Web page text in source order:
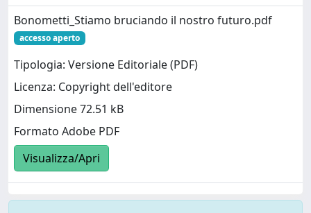
Bonometti_Stiamo bruciando il nostro futuro.pdf
accesso aperto
Tipologia: Versione Editoriale (PDF)
Licenza: Copyright dell'editore
Dimensione 72.51 kB
Formato Adobe PDF
Visualizza/Apri